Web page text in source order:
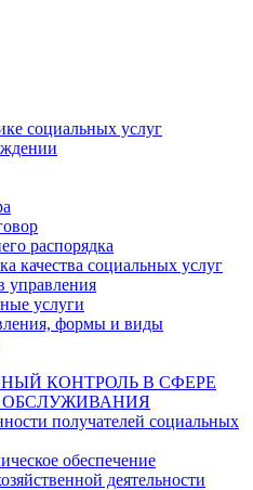
социальных услуг
распорядка
качества социальных услуг
управления
услуги
формы и виды
КОНТРОЛЬ В СФЕРЕ
получателей социальных
обеспечение
деятельности